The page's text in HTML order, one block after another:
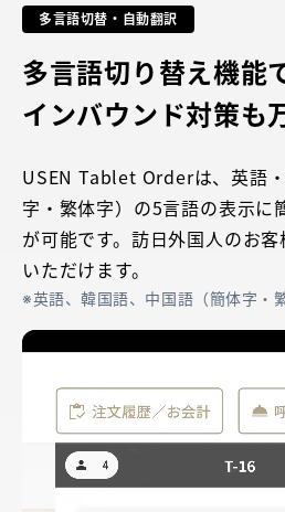
多言語切替・自動翻訳
多言語切り替え機能
インバウンド対策も
USEN Tablet Orderは、英語
字・繁体字）の5言語の表示に
が可能です。訪日外国人のお
いただけます。
英語、韓国語、中国語（簡体字・